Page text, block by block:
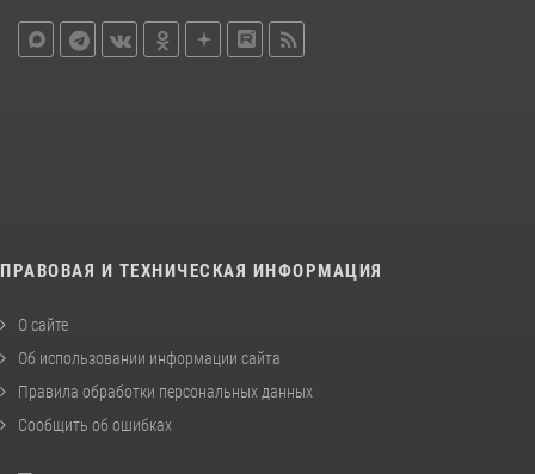
ПРАВОВАЯ И ТЕХНИЧЕСКАЯ ИНФОРМАЦИЯ
О сайте
Об использовании информации сайта
Правила обработки персональных данных
Сообщить об ошибках